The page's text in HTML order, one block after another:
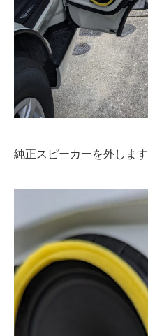
純正スピーカーを外します